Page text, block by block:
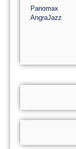
Panomax
AngraJazz